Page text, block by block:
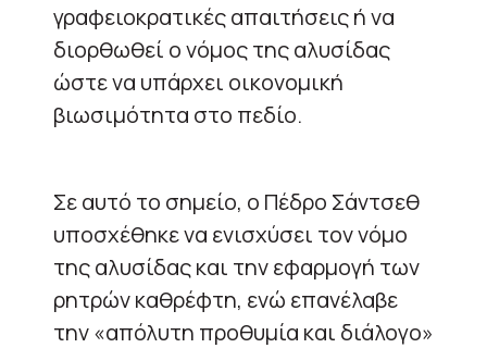
γραφειοκρατικές απαιτήσεις ή να
διορθωθεί ο νόμος της αλυσίδας
ώστε να υπάρχει οικονομική
βιωσιμότητα στο πεδίο.
Σε αυτό το σημείο, ο Πέδρο Σάντσεθ
υποσχέθηκε να ενισχύσει τον νόμο
της αλυσίδας και την εφαρμογή των
ρητρών καθρέφτη, ενώ επανέλαβε
την «απόλυτη προθυμία και διάλογο»